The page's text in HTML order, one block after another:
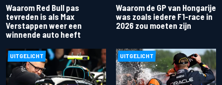
Waarom Red Bull pas
tevreden is als Max
Verstappen weer een
winnende auto heeft
Waarom de GP van Hongarije
was zoals iedere F1-race in
2026 zou moeten zijn
UITGELICHT UITGELICHT